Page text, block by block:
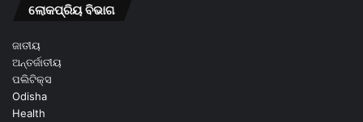
ଲୋକପ୍ରିୟ ବିଭାଗ
ଜାତୀୟ
ଅନ୍ତର୍ଜାତୀୟ
ପଲିଟିକ୍ସ
Odisha
Health